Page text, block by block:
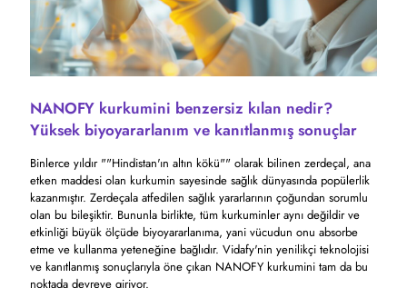
NANOFY kurkumini benzersiz kılan nedir?
Yüksek biyoyararlanım ve kanıtlanmış sonuçlar
Binlerce yıldır ""Hindistan'ın altın kökü"" olarak bilinen zerdeçal, ana
etken maddesi olan kurkumin sayesinde sağlık dünyasında popülerlik
kazanmıştır. Zerdeçala atfedilen sağlık yararlarının çoğundan sorumlu
olan bu bileşiktir. Bununla birlikte, tüm kurkuminler aynı değildir ve
etkinliği büyük ölçüde biyoyararlanıma, yani vücudun onu absorbe
etme ve kullanma yeteneğine bağlıdır. Vidafy'nin yenilikçi teknolojisi
ve kanıtlanmış sonuçlarıyla öne çıkan NANOFY kurkumini tam da bu
noktada devreye giriyor.